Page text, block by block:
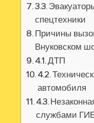
3.3.
спецтехники
Причины
Внуковском
4.1. ДТП
4.2.
автомобиля
4.3.
службами